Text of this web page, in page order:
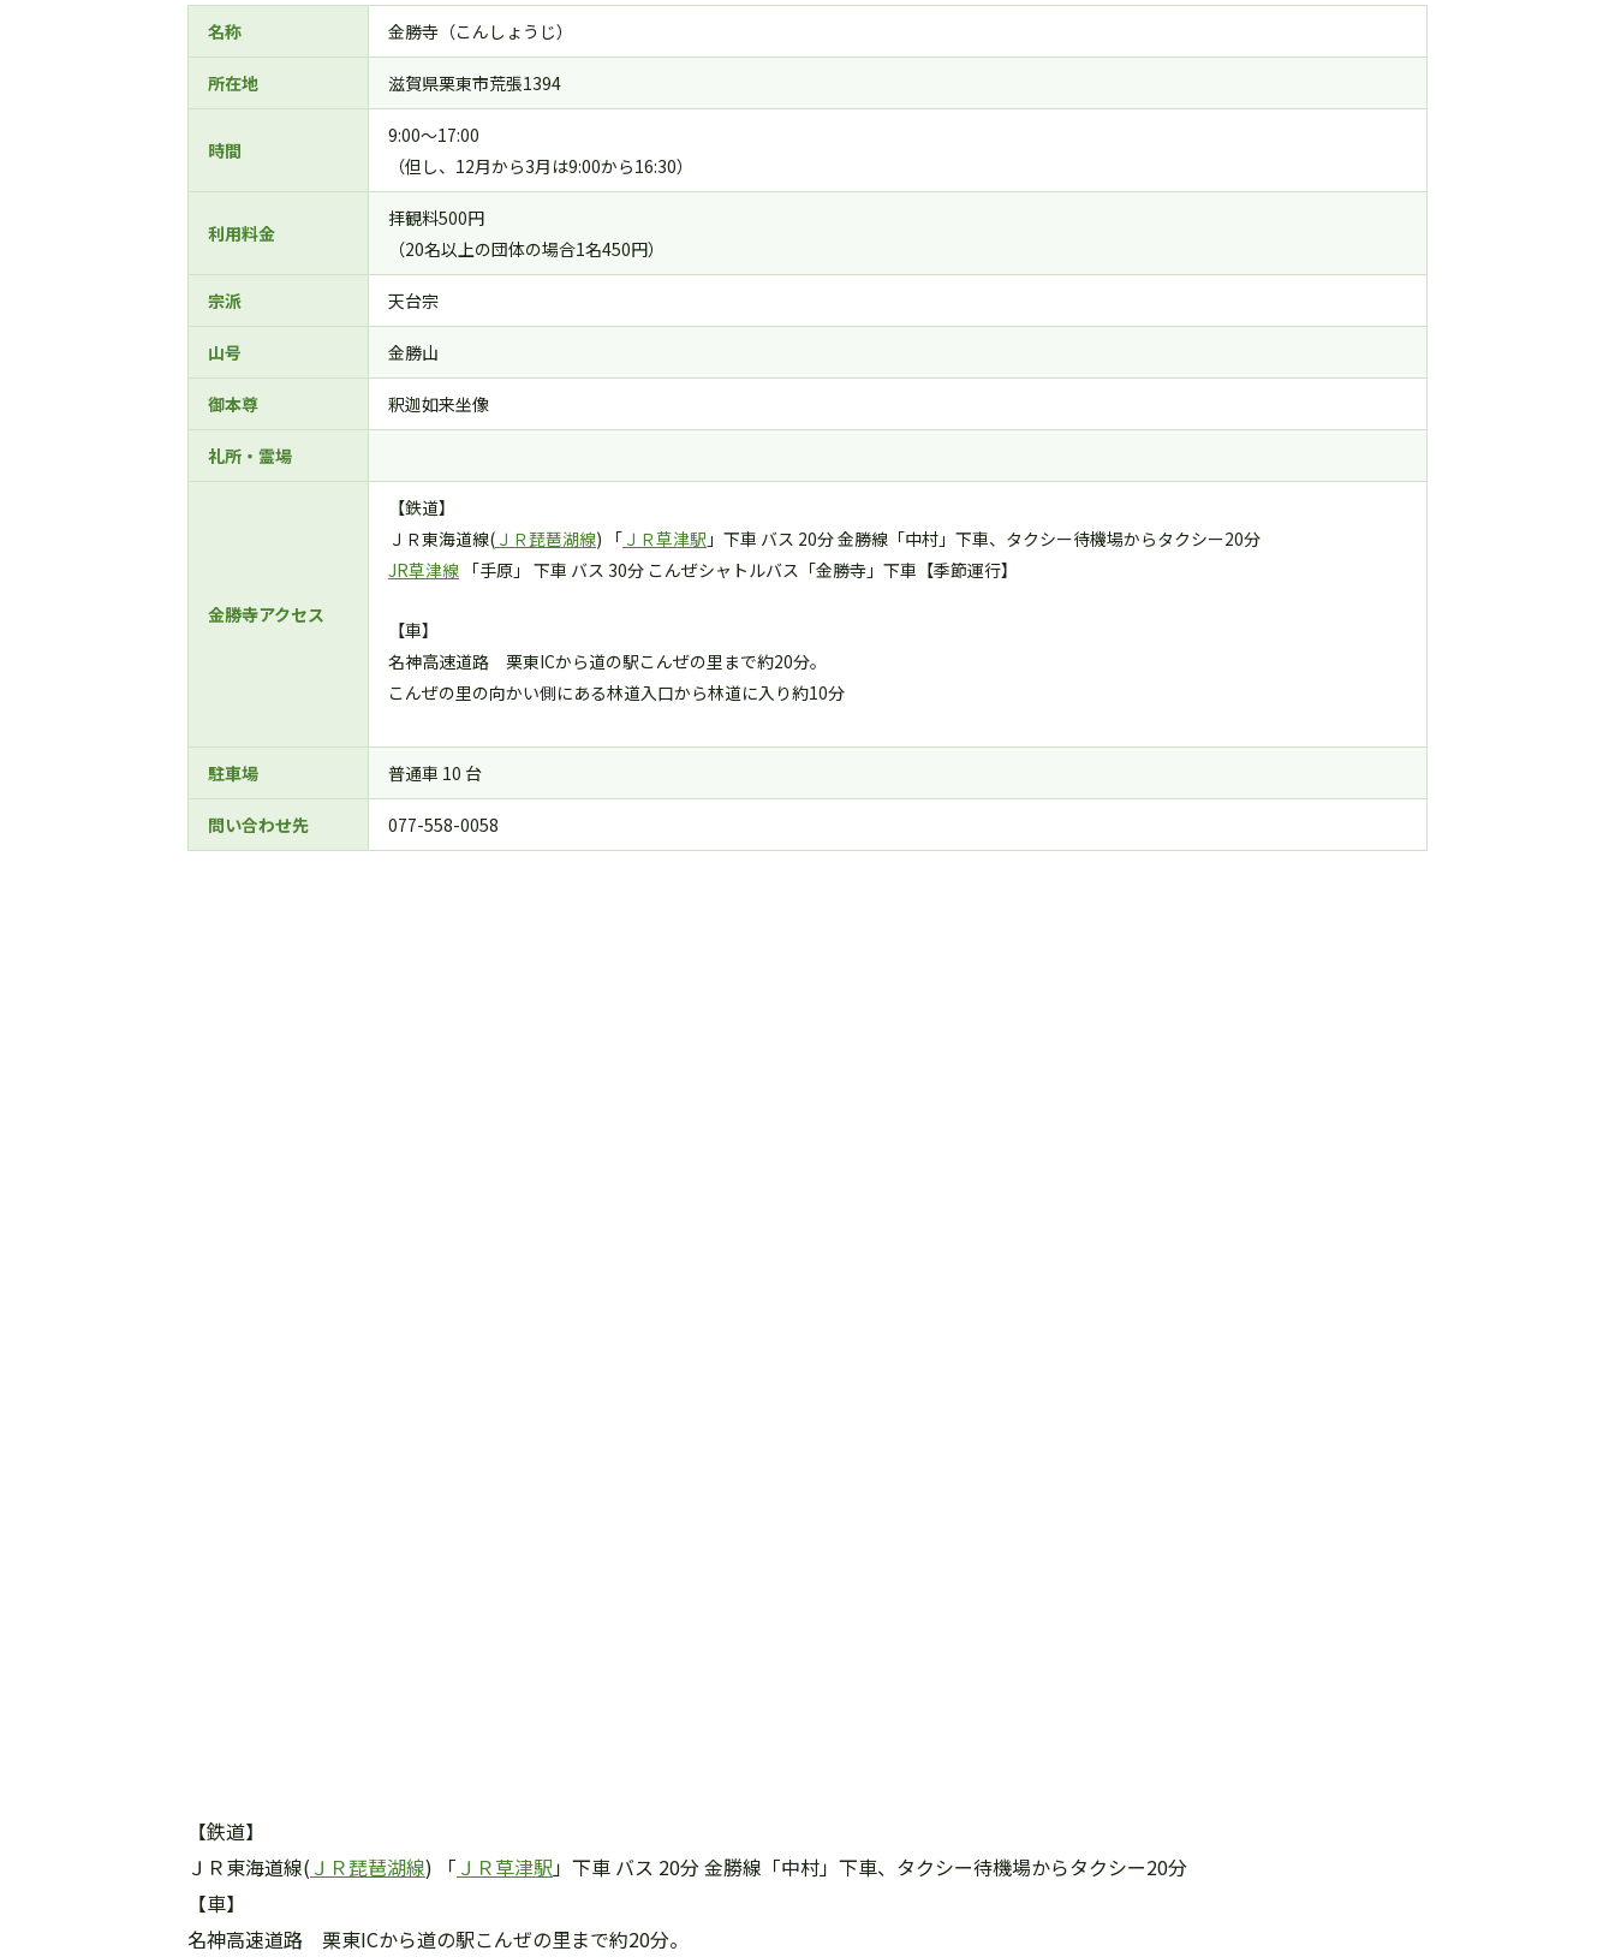
名称 金勝寺（こんしょうじ）
所在地 滋賀県栗東市荒張1394
時間
9:00～17:00
（但し、12月から3月は9:00から16:30）
利用料金
拝観料500円
（20名以上の団体の場合1名450円）
宗派 天台宗
山号 金勝山
御本尊 釈迦如来坐像
礼所・霊場
金勝寺アクセス
【鉄道】
ＪＲ東海道線( ＪＲ琵琶湖線) 「 ＪＲ草津駅 」下車 バス 20分 金勝線「中村」下車、タクシー待機場からタクシー20分
JR草津線 「手原」 下車 バス 30分 こんぜシャトルバス「金勝寺」下車【季節運行】
【車】
名神高速道路 栗東ICから道の駅こんぜの里まで約20分。
こんぜの里の向かい側にある林道入口から林道に入り約10分
駐車場 普通車 10 台
問い合わせ先 077-558-0058
【鉄道】
ＪＲ東海道線( ＪＲ琵琶湖線) 「 ＪＲ草津駅」下車 バス 20分 金勝線「中村」下車、タクシー待機場からタクシー20分
【車】
名神高速道路 栗東ICから道の駅こんぜの里まで約20分。